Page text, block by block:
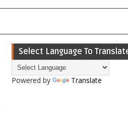
Select Language To
Powered by Translate